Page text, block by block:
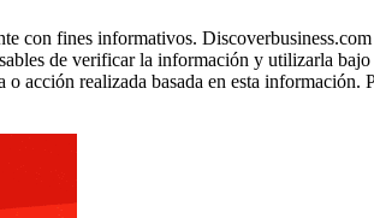
con fines informativos.
de verificar la información y utilizarla
acción realizada basada en esta información.